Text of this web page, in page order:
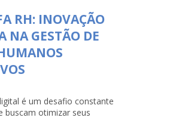
RH: INOVAÇÃO
NA GESTÃO DE
é um desafio constante
buscam otimizar seus